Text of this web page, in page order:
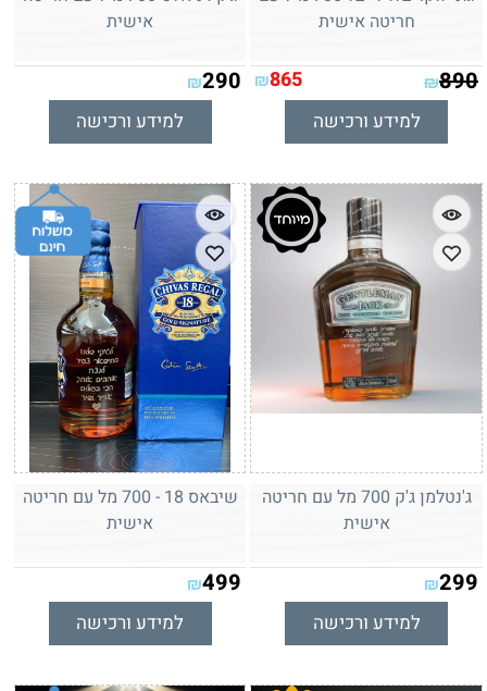
חריטה אישית
₪890
₪865
למידע ורכישה
אישית
₪290
למידע ורכישה
ג'נטלמן ג'ק 700 מל עם חריטה
אישית
₪299
למידע ורכישה
שיבאס 18 - 700 מל עם חריטה
אישית
₪499
למידע ורכישה